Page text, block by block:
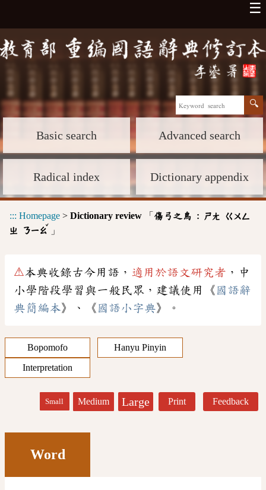
☰
Basic search Advanced search
Radical index Dictionary appendix
::: Homepage > Dictionary review 「 傷弓之鳥 : ㄕㄤ
ㄍㄨㄥ
ㄓ
ㄋㄧㄠ
ˇ
」
⚠本典收錄古今用語， 適用於語文研究者 ，中
小學階段學習與一般民眾，建議使用《 國語辭
典簡編本》、《 國語小字典》。
Bopomofo
Hanyu Pinyin
Interpretation
Small Medium Large Print Feedback
Word